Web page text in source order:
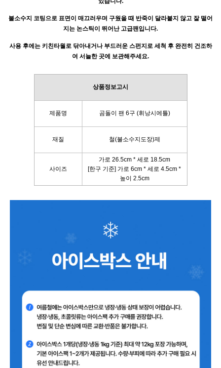
불소수지 코팅으로 표면이 매끄러우며 구웠을 때 반죽이 달라붙지 않고 잘 떨어
지는 논스틱이 뛰어난 고급팬입니다.
사용 후에는 키친타월로 닦아내거나 부드러운 스펀지로 세척 후 완전히 건조하
여 서늘한 곳에 보관해주세요.
상품정보고시
제품명 곰돌이 팬 6구 (휘낭시에틀)
재질 철(불소수지도장)제
사이즈
가로 26.5cm * 세로 18.5cm
[한구 기준] 가로 6cm * 세로 4.5cm *
높이 2.5cm